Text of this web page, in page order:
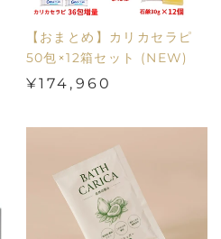
【おまとめ】カリカセラピ
50包×12箱セット (NEW)
¥174,960